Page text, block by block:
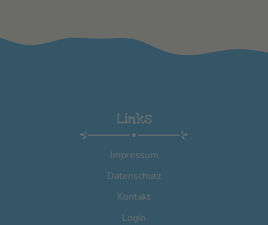
Links
Impressum
Datenschutz
Kontakt
Login